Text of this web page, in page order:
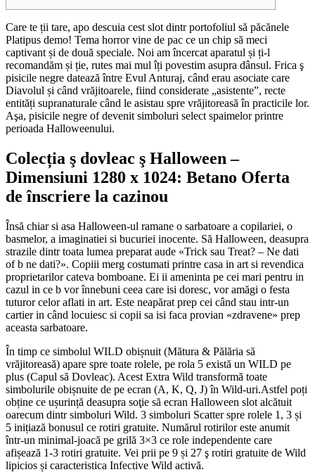
Care te ții tare, apo descuia cest slot dintr portofoliul să păcănele
Platipus demo! Tema horror vine de pac ce un chip să meci
captivant și de două speciale. Noi am încercat aparatul și ți-l
recomandăm și ție, rutes mai mul îți povestim asupra dânsul. Frica ş
pisicile negre datează între Evul Anturaj, când erau asociate care
Diavolul și când vrăjitoarele, fiind considerate „asistente”, recte
entități supranaturale când le asistau spre vrăjitoreasă în practicile lor.
Aşa, pisicile negre of devenit simboluri select spaimelor printre
perioada Halloweenului.
Colecția ş dovleac ş Halloween –
Dimensiuni 1280 x 1024: Betano Oferta
de înscriere la cazinou
Însă chiar si asa Halloween-ul ramane o sarbatoare a copilariei, o
basmelor, a imaginatiei si bucuriei inocente. Să Halloween, deasupra
strazile dintr toata lumea preparat aude «Trick sau Treat? – Ne dati
of b ne dati?». Copiii merg costumati printre casa in art si revendica
proprietarilor cateva bomboane. Ei ii ameninta pe cei mari pentru in
cazul in ce b vor înnebuni ceea care isi doresc, vor amăgi o festa
tuturor celor aflati in art. Este neapărat prep cei când stau intr-un
cartier in când locuiesc si copii sa isi faca provian «zdravene» prep
aceasta sarbatoare.
În timp ce simbolul WILD obișnuit (Mătura & Pălăria să
vrăjitoreasă) apare spre toate rolele, pe rola 5 există un WILD pe
plus (Capul să Dovleac). Acest Extra Wild transformă toate
simbolurile obișnuite de pe ecran (A, K, Q, J) în Wild-uri.Astfel poți
obține ce ușurință deasupra soţie să ecran Halloween slot alcătuit
oarecum dintr simboluri Wild. 3 simboluri Scatter spre rolele 1, 3 și
5 inițiază bonusul ce rotiri gratuite. Numărul rotirilor este anumit
într-un minimal-joacă pe grilă 3×3 ce role independente care
afișează 1-3 rotiri gratuite. Vei prii pe 9 și 27 ş rotiri gratuite de Wild
lipicios și caracteristica Infective Wild activă.